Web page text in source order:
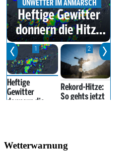
Wetterwarnung